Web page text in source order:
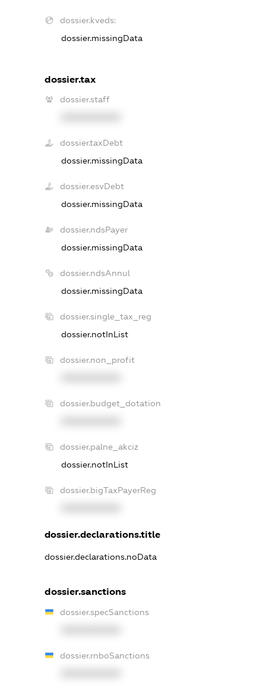
dossier.kveds:
dossier.missingData
dossier.tax
dossier.staff
dossier.taxDebt
dossier.missingData
dossier.esvDebt
dossier.missingData
dossier.ndsPayer
dossier.missingData
dossier.ndsAnnul
dossier.missingData
dossier.single_tax_reg
dossier.notInList
dossier.non_profit
dossier.budget_dotation
dossier.palne_akciz
dossier.notInList
dossier.bigTaxPayerReg
dossier.declarations.title
dossier.declarations.noData
dossier.sanctions
dossier.specSanctions
dossier.rnboSanctions